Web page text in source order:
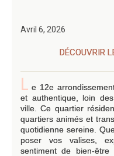
Avril 6, 2026
DÉCOUVRIR
L e 12e
et authentique, loin
ville. Ce quartier
quartiers animés et
quotidienne sereine.
poser vos valises,
sentiment de bien-